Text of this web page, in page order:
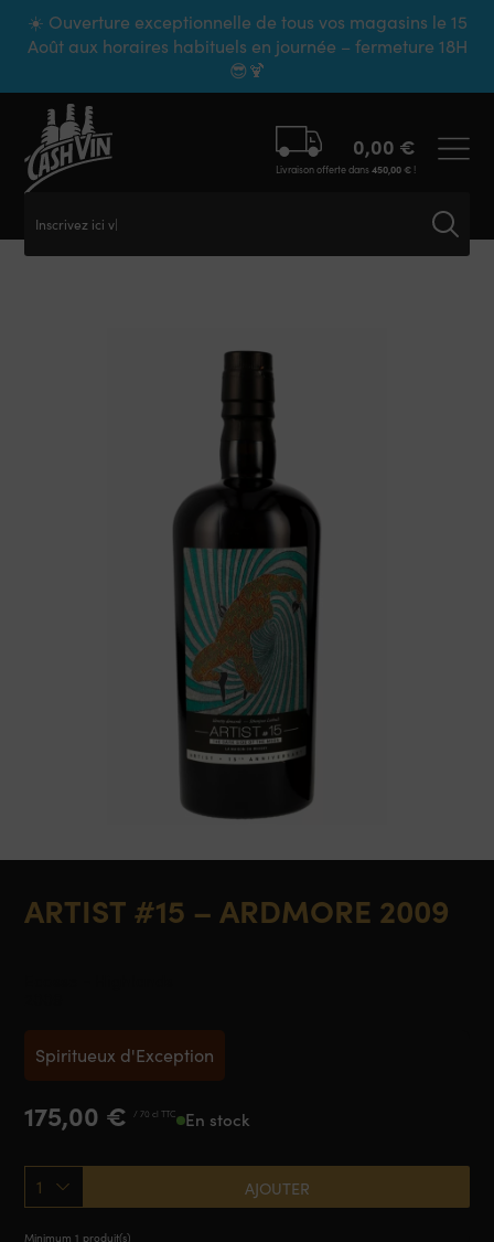
☀️ Ouverture exceptionnelle de tous vos magasins le 15
Août aux horaires habituels en journée – fermeture 18H
😎🍹
Inscrivez ici vot
0,00 €
Livraison offerte dans450,00 €!
ARTIST #15 – ARDMORE 2009
175,00 € / 70 cl TTC En stock
1 AJOUTER
Minimum 1 produit(s)
Spiritueux d'Exception
Panneau de gestion des cookies